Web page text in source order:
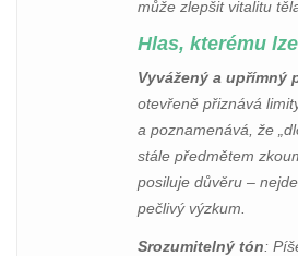
může zlepšit vitalitu
Hlas, kterému
Vyvážený a upřímný
otevřeně přiznává
a poznamenává, že
stále předmětem
posiluje důvěru –
pečlivý výzkum.
Srozumitelný tón: